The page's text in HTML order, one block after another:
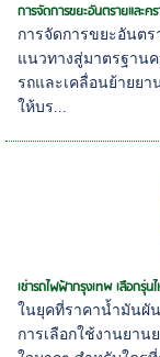
การจัดการขยะอันตรายและ
การจัดการขยะอันต
แนวทางสู่มาตรฐาน
รถและเคลื่อนย้ายยา
ให้บร...
เช่ารถไฟฟ้ากรุงเทพ เลือกรุ่น
ในยุคที่ราคาน้ำมันผั
การเลือกใช้งานยาน